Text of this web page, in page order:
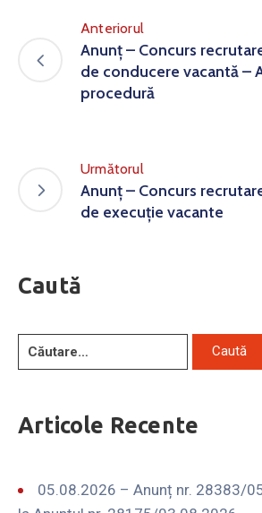
Anteriorul
Anunț – Concurs
de conducere vacantă –
procedură
Următorul
Anunț – Concurs
de execuție vacante
Caută
Articole Recente
05.08.2026 – Anunț nr. 28383/